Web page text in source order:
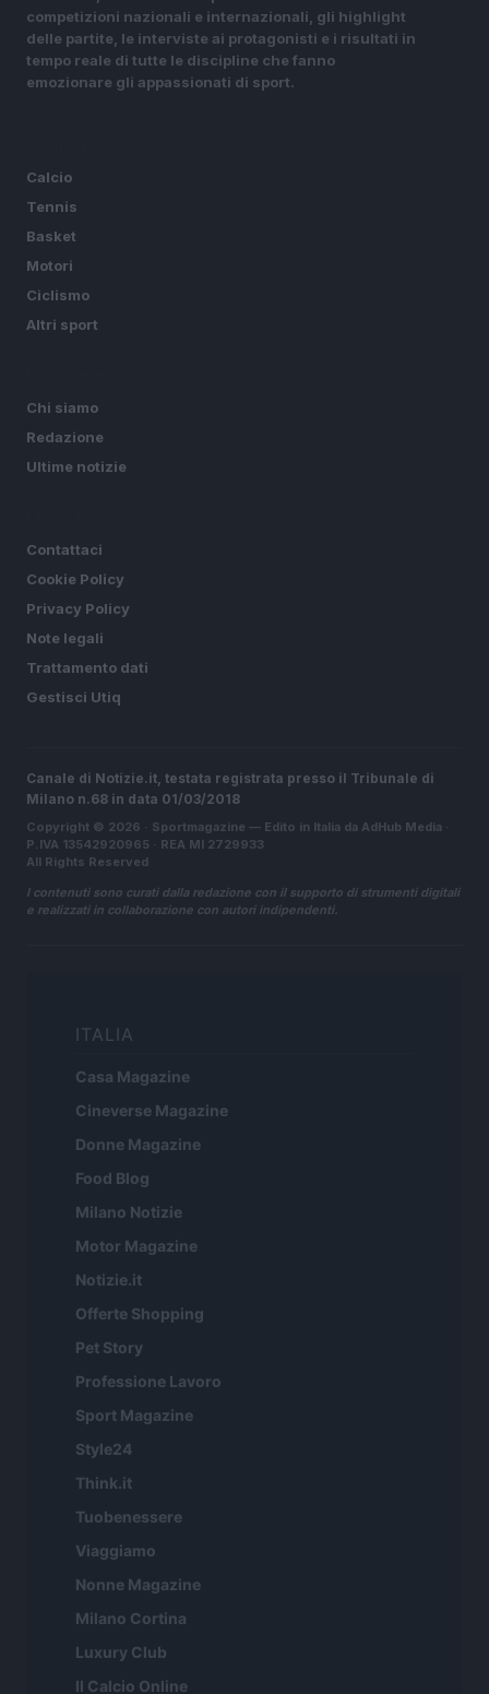
competizioni nazionali e internazionali, gli highlight
delle partite, le interviste ai protagonisti e i risultati in
tempo reale di tutte le discipline che fanno
emozionare gli appassionati di sport.
Calcio
Tennis
Basket
Motori
Ciclismo
Altri sport
Chi siamo
Redazione
Ultime notizie
Contattaci
Cookie Policy
Privacy Policy
Note legali
Trattamento dati
Gestisci Utiq
Canale di Notizie.it, testata registrata presso il Tribunale di
Milano n.68 in data 01/03/2018
Copyright © 2026 · Sportmagazine — Edito in Italia da AdHub Media ·
P.IVA 13542920965 · REA MI 2729933
All Rights Reserved
I contenuti sono curati dalla redazione con il supporto di strumenti digitali
e realizzati in collaborazione con autori indipendenti.
ITALIA
Casa Magazine
Cineverse Magazine
Donne Magazine
Food Blog
Milano Notizie
Motor Magazine
Notizie.it
Offerte Shopping
Pet Story
Professione Lavoro
Sport Magazine
Style24
Think.it
Tuobenessere
Viaggiamo
Nonne Magazine
Milano Cortina
Luxury Club
Il Calcio Online